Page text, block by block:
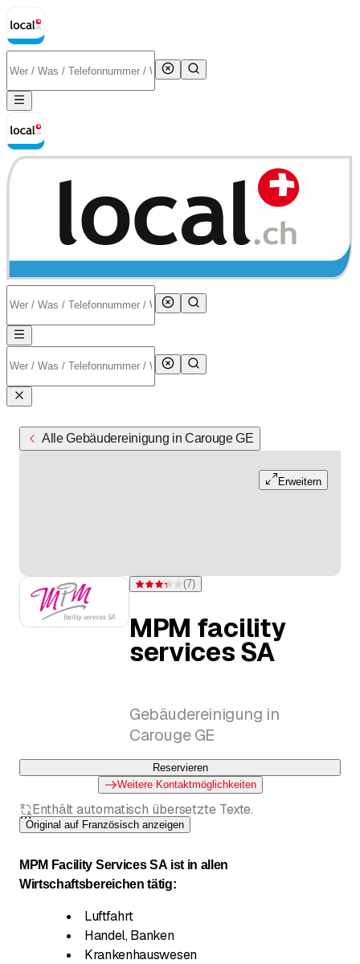
Alle Gebäudereinigung in Carouge GE
Erweitern
Bewertung 3,3 von 5 Sternen bei 7 Bewertungen
(7)
MPM facility
services SA
Gebäudereinigung in
Carouge GE
Reservieren
Weitere Kontaktmöglichkeiten
Enthält automatisch übersetzte Texte.
Original auf Französisch anzeigen
MPM Facility Services SA ist in allen
Wirtschaftsbereichen tätig:
Luftfahrt
Handel, Banken
Krankenhauswesen